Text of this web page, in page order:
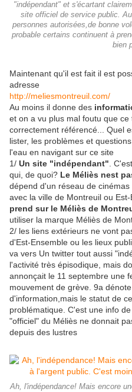
"indépendant" et s'écartant
site officiel de service public.
personnes autorisées,de bonne
probable certains continuent à
bien
Maintenant qu'il est fait il est
adresse
http://meliesmontreuil.com/
Au moins il donne des
et on a vu plus mal foutu que
correctement référencé... Quel
lister, les problèmes et
l'eau en navigant sur ce site
1/ Un site "indépendant" .
qui, de quoi? Le Méliès nest
dépend d'un réseau de
avec la ville de Montreuil ou Est-
prend sur le Méliès de
utiliser la marque Méliès de
2/ les liens extérieurs ne vont
d'Est-Ensemble ou les lieux
va vers Un twitter tout aussi
l'activité très épisodique, mais
annonçait le 11 septembre une
mouvement de grève. 9a
d'information,mais le statut de
problématique. C'est une info
"officiel" du Méliès ne donnait
depuis des lustres
Ah, l'indépendance! Mais encore